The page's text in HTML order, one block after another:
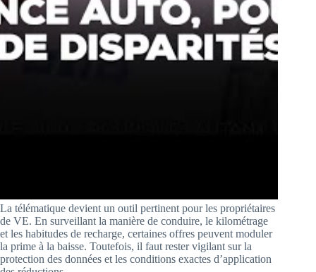
La télématique devient un outil pertinent pour les propriétaires
de VE. En surveillant la manière de conduire, le kilométrage
et les habitudes de recharge, certaines offres peuvent moduler
la prime à la baisse. Toutefois, il faut rester vigilant sur la
protection des données et les conditions exactes d’application